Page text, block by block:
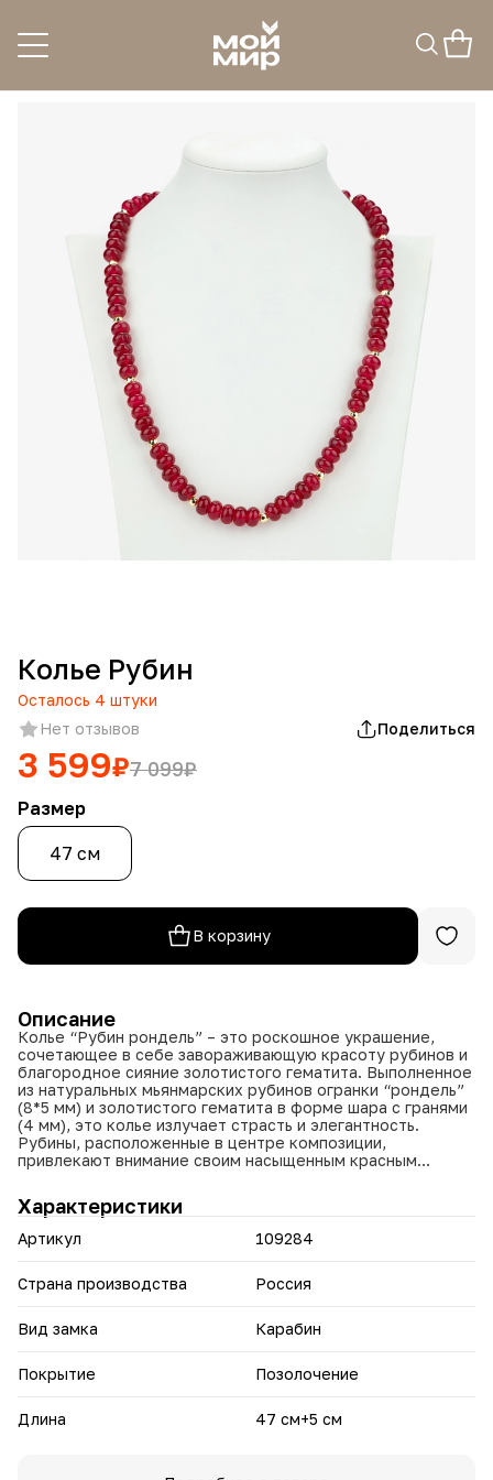
Колье Рубин
Осталось 4 штуки
Нет отзывов
Поделиться
3 599₽7 099₽
Размер
47 см
В корзину
Описание
Колье “Рубин рондель” – это роскошное украшение,
сочетающее в себе завораживающую красоту рубинов и
благородное сияние золотистого гематита. Выполненное
из натуральных мьянмарских рубинов огранки “рондель”
(8*5 мм) и золотистого гематита в форме шара с гранями
(4 мм), это колье излучает страсть и элегантность.
Рубины, расположенные в центре композиции,
привлекают внимание своим насыщенным красным
глубины и мерцания. Общий вес вставок составляет 70
карат, а вес всего изделия – 35,15 грамма. Длина колье
47 см, дополнена цепочкой-добором 5 см, позволяющей
регулировать посадку. Завершает композицию надежный
изделию роскоши и изысканности. Колье “Рубин
образу, подчеркивая вашу уверенность и безупречный
вкус.
Основные преимущества:
рубинов гарантирует их высокую ценность и насыщенный
Характеристики
Артикул 109284
Страна производства Россия
Вид замка Карабин
Покрытие Позолочение
Длина 47 см+5 см